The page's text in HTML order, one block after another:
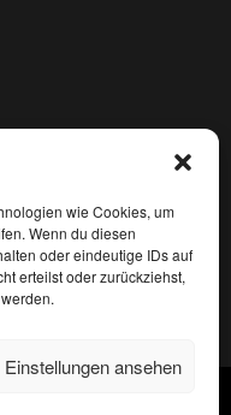
wie Cookies, um
Wenn du diesen
oder eindeutige IDs auf
erteilst oder zurückziehst,
Einstellungen ansehen